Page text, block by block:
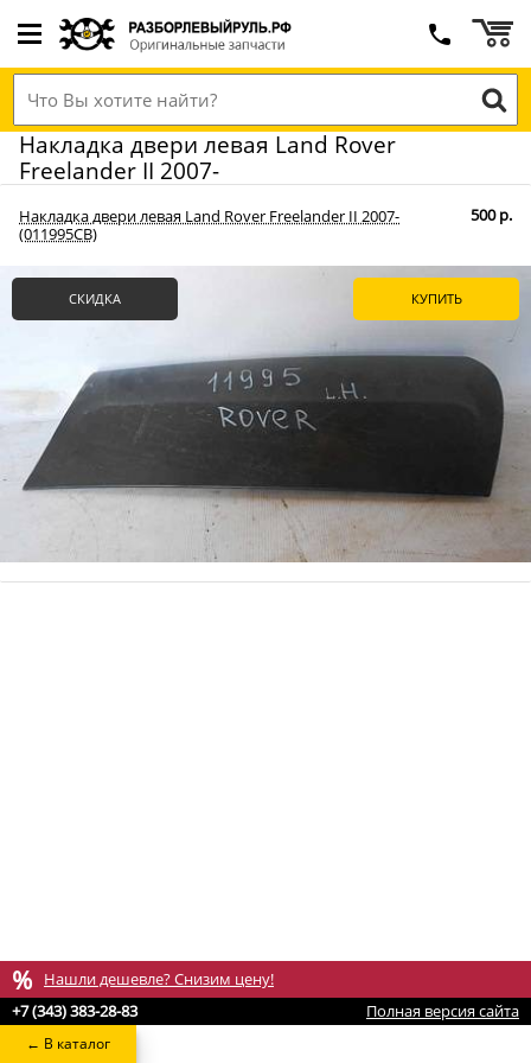
← В каталог
Накладка двери левая Land Rover
Freelander II 2007-
Накладка двери левая Land Rover Freelander II 2007-
(011995СВ)
500 р.
КУПИТЬ
СКИДКА
%
Нашли дешевле? Снизим цену!
+7 (343) 383-28-83
Полная версия сайта